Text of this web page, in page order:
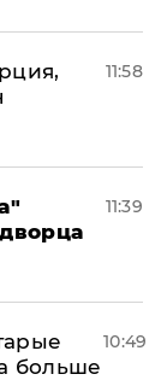
11:58
11:39
больше
10:49